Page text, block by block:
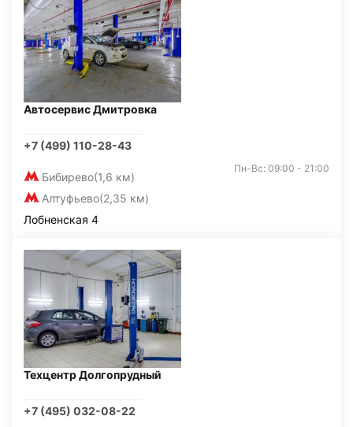
Автосервис Дмитровка
+7 (499) 110-28-43
Бибирево(1,6 км)
Алтуфьево(2,35 км)
Пн-Вс: 09:00 - 21:00
Лобненская 4
Техцентр Долгопрудный
+7 (495) 032-08-22